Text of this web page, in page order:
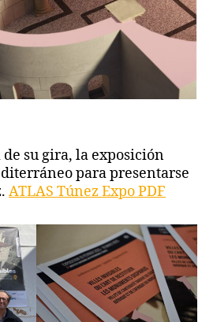
su gira, la exposición
para presentarse
ATLAS Túnez Expo PDF